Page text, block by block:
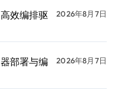
效编排驱
2026年8月7日
部署与编
2026年8月7日